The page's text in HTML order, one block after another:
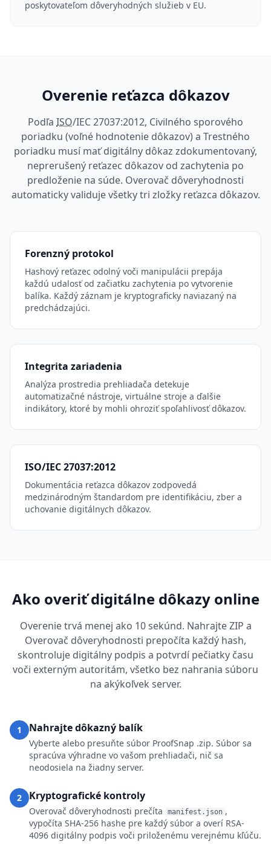
poskytovateľom dôveryhodných služieb v EU.
Overenie reťazca dôkazov
Podľa ISO/IEC 27037:2012, Civilného sporového
poriadku (voľné hodnotenie dôkazov) a Trestného
poriadku musí mať digitálny dôkaz zdokumentovaný,
neprerušený reťazec dôkazov od zachytenia po
predloženie na súde. Overovač dôveryhodnosti
automaticky validuje všetky tri zložky reťazca dôkazov.
Forenzný protokol
Hashový reťazec odolný voči manipulácii prepája
každú udalosť od začiatku zachytenia po vytvorenie
balíka. Každý záznam je kryptograficky naviazaný na
predchádzajúci.
Integrita zariadenia
Analýza prostredia prehliadača detekuje
automatizačné nástroje, virtuálne stroje a ďalšie
indikátory, ktoré by mohli ohroziť spoľahlivosť dôkazov.
ISO/IEC 27037:2012
Dokumentácia reťazca dôkazov zodpovedá
medzinárodným štandardom pre identifikáciu, zber a
uchovanie digitálnych dôkazov.
Ako overiť digitálne dôkazy online
Overenie trvá menej ako 10 sekúnd. Nahrajte ZIP a
Overovač dôveryhodnosti prepočíta každý hash,
skontroluje digitálny podpis a potvrdí pečiatky času
voči externým autoritám, všetko bez nahrania súboru
na akýkoľvek server.
1 Nahrajte dôkazný balík
Vyberte alebo presuňte súbor ProofSnap .zip. Súbor sa
spracúva výhradne vo vašom prehliadači, nič sa
neodosiela na žiadny server.
2 Kryptografické kontroly
Overovač dôveryhodnosti prečíta manifest.json ,
vypočíta SHA-256 hashe pre každý súbor a overí RSA-
4096 digitálny podpis voči priloženému verejnému kľúču.